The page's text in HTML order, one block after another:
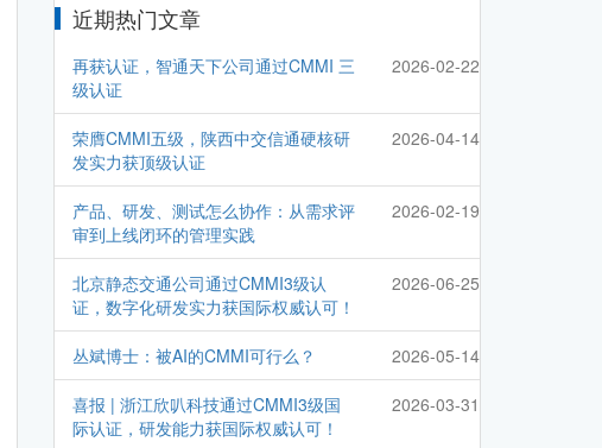
近期热门文章
再获认证，智通天下公司通过CMMI 三
级认证
2026-02-22
荣膺CMMI五级，陕西中交信通硬核研
发实力获顶级认证
2026-04-14
产品、研发、测试怎么协作：从需求评
审到上线闭环的管理实践
2026-02-19
北京静态交通公司通过CMMI3级认
证，数字化研发实力获国际权威认可！
2026-06-25
丛斌博士：被AI的CMMI可行么？ 2026-05-14
喜报 | 浙江欣叭科技通过CMMI3级国
际认证，研发能力获国际权威认可！
2026-03-31